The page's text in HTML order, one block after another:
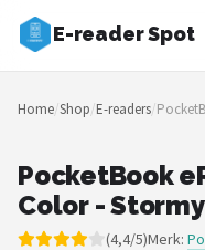
E-reader Spot
Zoeken
NAVIGATIE
Merken
Home/Shop/E-readers/
PocketBook
Color -
(4,4/5)Merk: